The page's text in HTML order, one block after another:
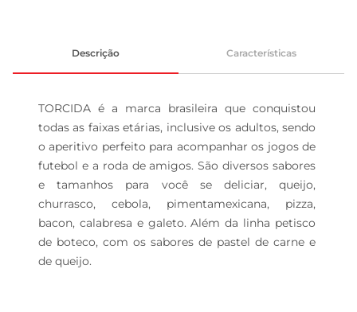
Descrição Características
TORCIDA é a marca brasileira que conquistou
todas as faixas etárias, inclusive os adultos, sendo
o aperitivo perfeito para acompanhar os jogos de
futebol e a roda de amigos. São diversos sabores
e tamanhos para você se deliciar, queijo,
churrasco, cebola, pimentamexicana, pizza,
bacon, calabresa e galeto. Além da linha petisco
de boteco, com os sabores de pastel de carne e
de queijo.